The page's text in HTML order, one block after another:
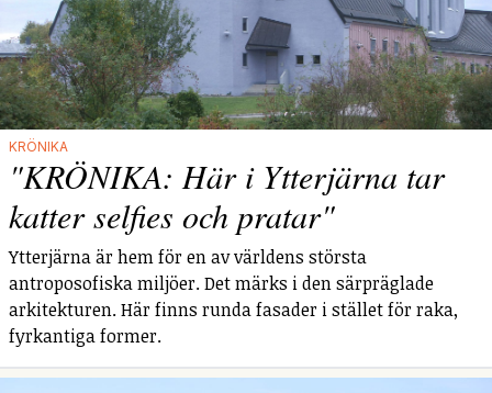
KRÖNIKA
"KRÖNIKA: Här i Ytterjärna tar
katter selfies och pratar"
Ytterjärna är hem för en av världens största
antroposofiska miljöer. Det märks i den särpräglade
arkitekturen. Här finns runda fasader i stället för raka,
fyrkantiga former.